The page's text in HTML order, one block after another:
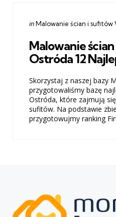
Categories
Posted
inMalowanie ścian i sufitów
Malowanie
Ostróda 12
Skorzystaj z naszej bazy
przygotowaliśmy bazę
Ostróda, które zajmują
sufitów. Na podstawie
przygotowujmy ranking